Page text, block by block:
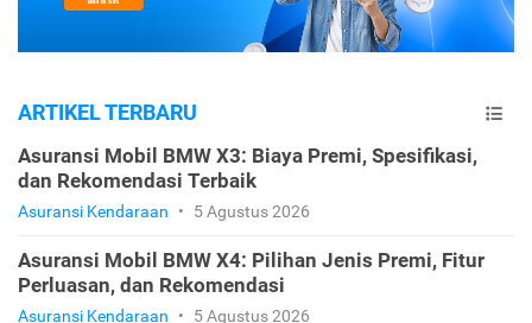
ARTIKEL TERBARU
Asuransi Mobil BMW X3: Biaya Premi, Spesifikasi,
dan Rekomendasi Terbaik
Asuransi Kendaraan • 5 Agustus 2026
Asuransi Mobil BMW X4: Pilihan Jenis Premi, Fitur
Perluasan, dan Rekomendasi
Asuransi Kendaraan • 5 Agustus 2026